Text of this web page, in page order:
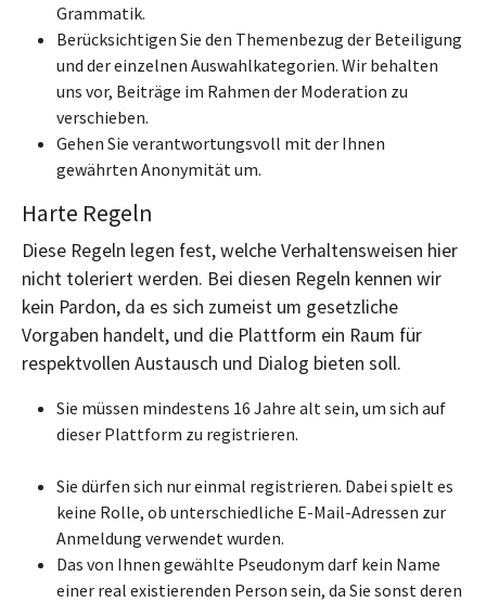
Grammatik.
Berücksichtigen Sie den Themenbezug der Beteiligung
und der einzelnen Auswahlkategorien. Wir behalten
uns vor, Beiträge im Rahmen der Moderation zu
verschieben.
Gehen Sie verantwortungsvoll mit der Ihnen
gewährten Anonymität um.
Harte Regeln
Diese Regeln legen fest, welche Verhaltensweisen hier
nicht toleriert werden. Bei diesen Regeln kennen wir
kein Pardon, da es sich zumeist um gesetzliche
Vorgaben handelt, und die Plattform ein Raum für
respektvollen Austausch und Dialog bieten soll.
Sie müssen mindestens 16 Jahre alt sein, um sich auf
dieser Plattform zu registrieren.
Sie dürfen sich nur einmal registrieren. Dabei spielt es
keine Rolle, ob unterschiedliche E-Mail-Adressen zur
Anmeldung verwendet wurden.
Das von Ihnen gewählte Pseudonym darf kein Name
einer real existierenden Person sein, da Sie sonst deren